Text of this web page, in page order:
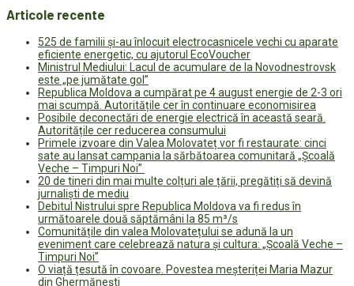
Articole recente
525 de familii și-au înlocuit electrocasnicele vechi cu aparate
eficiente energetic, cu ajutorul EcoVoucher
Ministrul Mediului: Lacul de acumulare de la Novodnestrovsk
este „pe jumătate gol”
Republica Moldova a cumpărat pe 4 august energie de 2-3 ori
mai scumpă. Autoritățile cer în continuare economisirea
Posibile deconectări de energie electrică în această seară.
Autoritățile cer reducerea consumului
Primele izvoare din Valea Molovateț vor fi restaurate: cinci
sate au lansat campania la sărbătoarea comunitară „Școală
Veche – Timpuri Noi”
20 de tineri din mai multe colțuri ale țării, pregătiți să devină
jurnaliști de mediu
Debitul Nistrului spre Republica Moldova va fi redus în
următoarele două săptămâni la 85 m³/s
Comunitățile din valea Molovatețului se adună la un
eveniment care celebrează natura și cultura: „Școală Veche –
Timpuri Noi”
O viață țesută în covoare. Povestea meșteriței Maria Mazur
din Ghermănești